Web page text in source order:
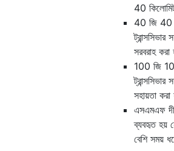
40
40 জি 40
সরবরাহ করা
100 জি
সহায়তা করা
এসএমএফ
ব্যবহৃত হয়
বেশি সময়